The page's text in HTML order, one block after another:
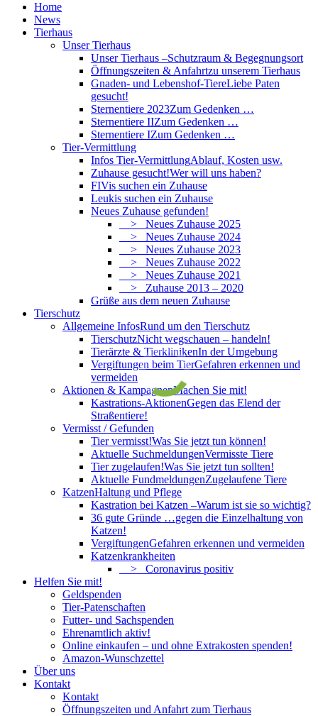
Home
News
Tierhaus
Unser Tierhaus
Unser Tierhaus –Schutzraum & Begegnungsort
Öffnungszeiten & Anfahrtzu unserem Tierhaus
Gnaden- und Lebenshof-TiereLiebe Paten
gesucht!
Sternentiere 2023Zum Gedenken …
Sternentiere IIZum Gedenken …
Sternentiere IZum Gedenken …
Tier-Vermittlung
Infos Tier-VermittlungAblauf, Kosten usw.
Zuhause gesucht!Wer will uns haben?
FIVis suchen ein Zuhause
Leukis suchen ein Zuhause
Neues Zuhause gefunden!
> Neues Zuhause 2025
> Neues Zuhause 2024
> Neues Zuhause 2023
> Neues Zuhause 2022
> Neues Zuhause 2021
> Zuhause 2013 – 2020
Grüße aus dem neuen Zuhause
Tierschutz
Allgemeine InfosRund um den Tierschutz
TierschutzNicht wegschauen – handeln!
Tierärzte & TierklinikenIn der Umgebung
Vergiftungen beim TierGefahren erkennen und
vermeiden
Aktionen & KampagnenMachen Sie mit!
Kastrations-AktionenGegen das Elend der
Straßentiere!
Vermisst / Gefunden
Tier vermisst!Was Sie jetzt tun können!
Aktuelle SuchmeldungenVermisste Tiere
Tier zugelaufen!Was Sie jetzt tun sollten!
Aktuelle FundmeldungenZugelaufene Tiere
KatzenHaltung und Pflege
Kastration bei Katzen –Warum ist sie so wichtig?
36 gute Gründe …gegen die Einzelhaltung von
Katzen!
VergiftungenGefahren erkennen und vermeiden
Katzenkrankheiten
> Coronavirus positiv
Helfen Sie mit!
Geldspenden
Tier-Patenschaften
Futter- und Sachspenden
Ehrenamtlich aktiv!
Online einkaufen – und ohne Extrakosten spenden!
Amazon-Wunschzettel
Über uns
Kontakt
Kontakt
Öffnungszeiten und Anfahrt zum Tierhaus